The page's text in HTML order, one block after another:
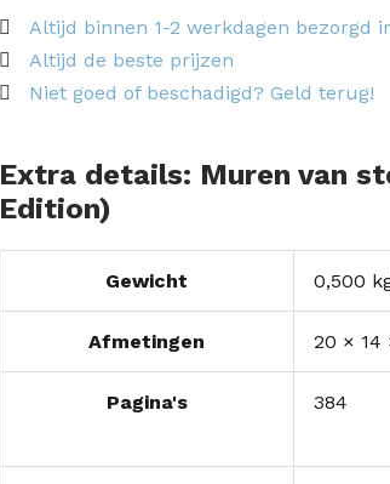
Altijd binnen 1-2 werkdagen bezorgd
Altijd de beste prijzen
Niet goed of beschadigd? Geld terug!
Extra details: Muren van
Edition)
Gewicht 0,500
Afmetingen 20 × 14
Pagina's 384